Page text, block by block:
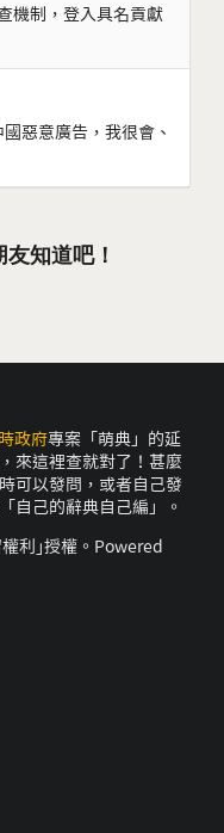
機制，登入具名貢獻
惡意廣告，我很會、
知道吧！
政府專案「萌典」的延
來這裡查就對了！甚麼
可以發問，或者自己發
自己的辭典自己編」。
利｣授權。Powered